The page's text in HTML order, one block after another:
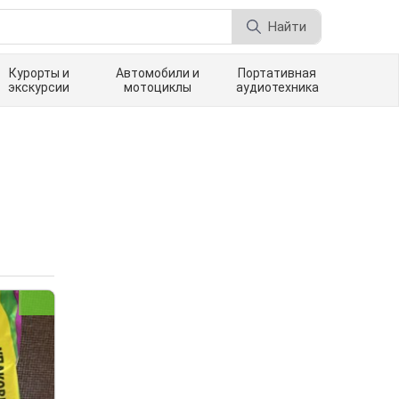
Найти
Курорты и
экскурсии
Автомобили и
мотоциклы
Портативная
аудиотехника